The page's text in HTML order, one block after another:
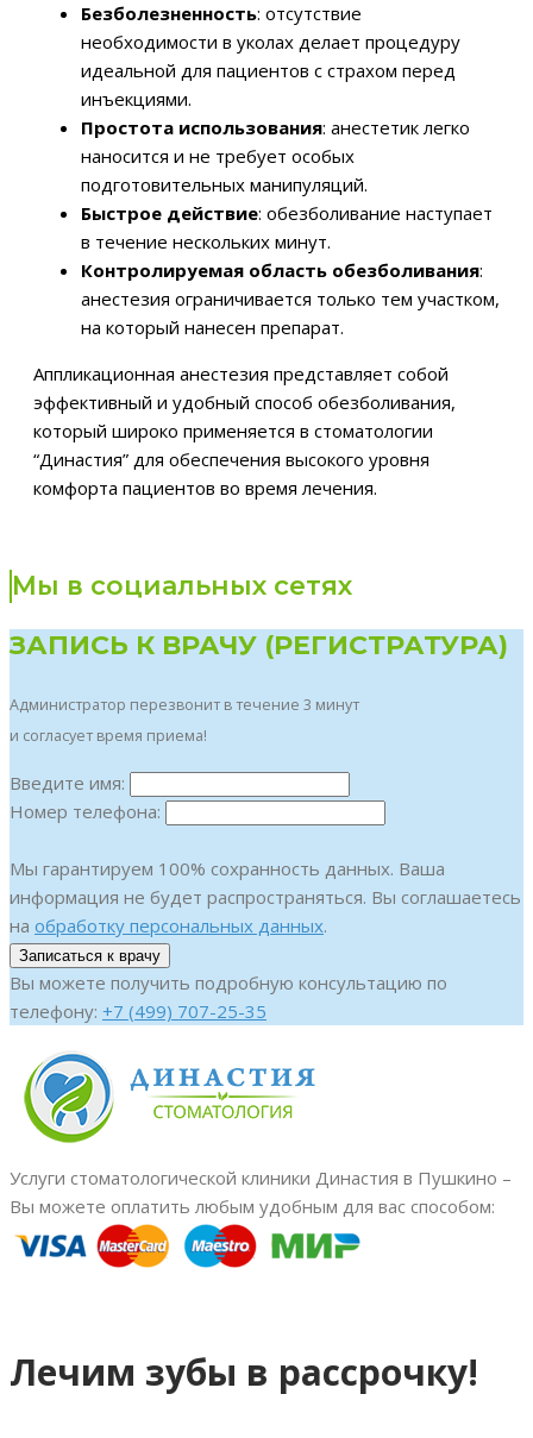
Безболезненность: отсутствие
необходимости в уколах делает процедуру
идеальной для пациентов с страхом перед
инъекциями.
Простота использования: анестетик легко
наносится и не требует особых
подготовительных манипуляций.
Быстрое действие: обезболивание наступает
в течение нескольких минут.
Контролируемая область обезболивания:
анестезия ограничивается только тем участком,
на который нанесен препарат.
Аппликационная анестезия представляет собой
эффективный и удобный способ обезболивания,
который широко применяется в стоматологии
“Династия” для обеспечения высокого уровня
комфорта пациентов во время лечения.
Мы в социальных сетях
ЗАПИСЬ К ВРАЧУ (РЕГИСТРАТУРА)
Администратор перезвонит в течение 3 минут
и согласует время приема!
Введите имя:
Номер телефона:
Мы гарантируем 100% сохранность данных. Ваша
информация не будет распространяться. Вы соглашаетесь
на обработку персональных данных.
Вы можете получить подробную консультацию по
телефону: +7 (499) 707-25-35
Услуги стоматологической клиники Династия в Пушкино –
Вы можете оплатить любым удобным для вас способом:
Лечим зубы в рассрочку!